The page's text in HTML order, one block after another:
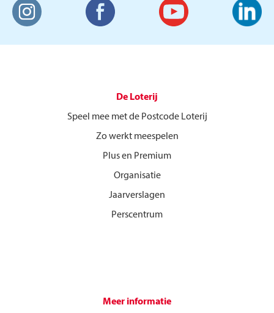
De Loterij
Speel mee met de Postcode Loterij
Zo werkt meespelen
Plus en Premium
Organisatie
Jaarverslagen
Perscentrum
Meer informatie